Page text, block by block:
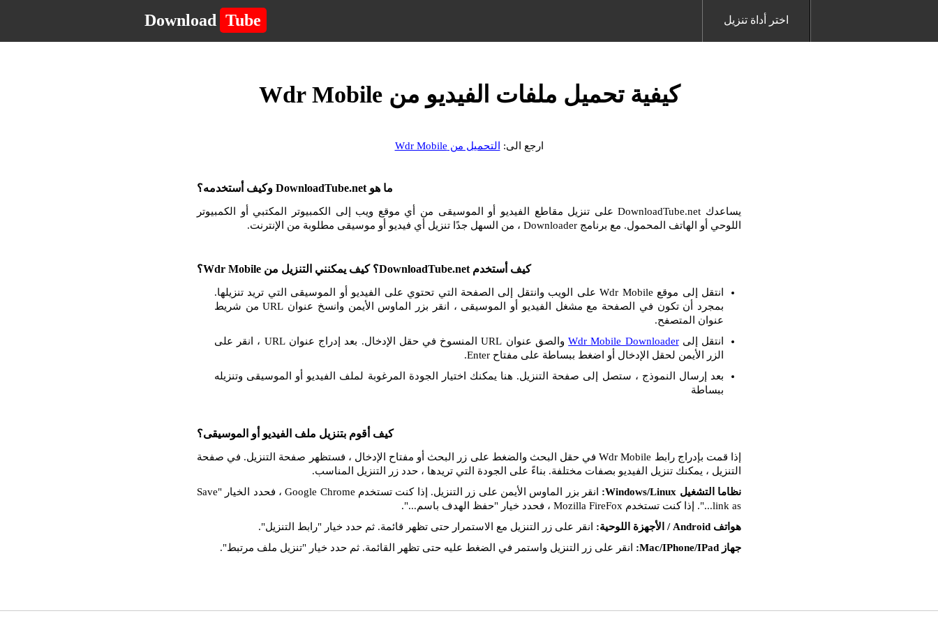
Download Tube اختر أداة تنزيل
كيفية تحميل ملفات الفيديو من Wdr Mobile
ارجع الى: التحميل من Wdr Mobile
ما هو DownloadTube.net وكيف أستخدمه؟
يساعدك DownloadTube.net على تنزيل مقاطع الفيديو أو الموسيقى من أي موقع ويب إلى الكمبيوتر المكتبي أو الكمبيوتر
اللوحي أو الهاتف المحمول. مع برنامج Downloader ، من السهل جدًا تنزيل أي فيديو أو موسيقى مطلوبة من الإنترنت.
كيف أستخدم DownloadTube.net؟ كيف يمكنني التنزيل من Wdr Mobile؟
انتقل إلى موقع Wdr Mobile على الويب وانتقل إلى الصفحة التي تحتوي على الفيديو أو الموسيقى التي تريد تنزيلها.
بمجرد أن تكون في الصفحة مع مشغل الفيديو أو الموسيقى ، انقر بزر الماوس الأيمن وانسخ عنوان URL من شريط
عنوان المتصفح.
انتقل إلىWdr Mobile Downloader
والصق عنوان URL المنسوخ في حقل الإدخال. بعد إدراج عنوان URL ، انقر على
الزر الأيمن لحقل الإدخال أو اضغط ببساطة على مفتاح Enter.
بعد إرسال النموذج ، ستصل إلى صفحة التنزيل. هنا يمكنك اختيار الجودة المرغوبة لملف الفيديو أو الموسيقى وتنزيله
ببساطة
كيف أقوم بتنزيل ملف الفيديو أو الموسيقى؟
إذا قمت بإدراج رابط Wdr Mobile في حقل البحث والضغط على زر البحث أو مفتاح الإدخال ، فستظهر صفحة التنزيل. في صفحة
التنزيل ، يمكنك تنزيل الفيديو بصفات مختلفة. بناءً على الجودة التي تريدها ، حدد زر التنزيل المناسب.
نظاما التشغيل Windows/Linux:
انقر بزر الماوس الأيمن على زر التنزيل. إذا كنت تستخدم Google Chrome ، فحدد الخيار "Save
link as...". إذا كنت تستخدم Mozilla FireFox ، فحدد خيار "حفظ الهدف باسم...".
هواتف Android / الأجهزة اللوحية:
انقر على زر التنزيل مع الاستمرار حتى تظهر قائمة. ثم حدد خيار "رابط التنزيل".
جهاز Mac/IPhone/IPad:
انقر على زر التنزيل واستمر في الضغط عليه حتى تظهر القائمة. ثم حدد خيار "تنزيل ملف مرتبط".